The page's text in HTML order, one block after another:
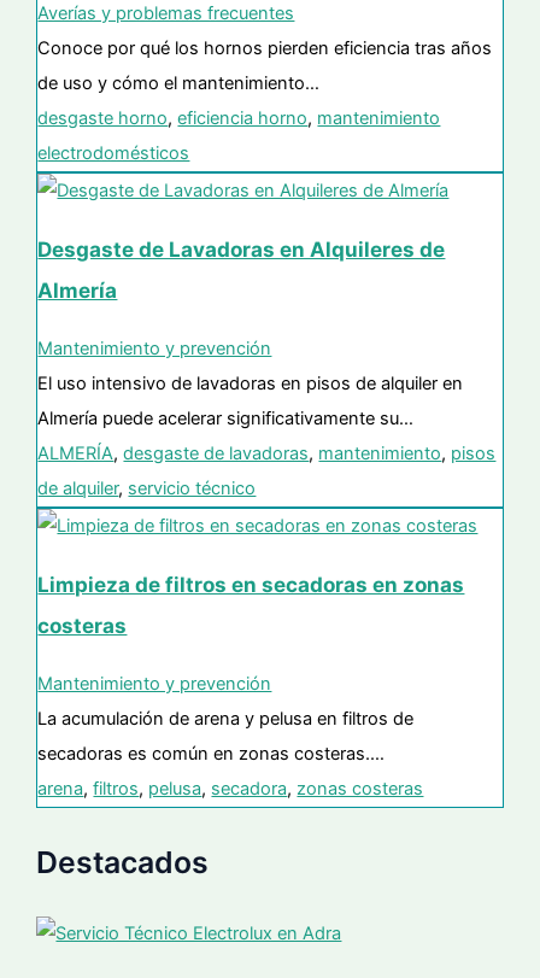
Averías y problemas frecuentes
Conoce por qué los hornos pierden eficiencia tras años
de uso y cómo el mantenimiento…
desgaste horno,eficiencia horno, mantenimiento
electrodomésticos
Desgaste de Lavadoras en Alquileres de
Almería
Mantenimiento y prevención
El uso intensivo de lavadoras en pisos de alquiler en
Almería puede acelerar significativamente su…
ALMERÍA,desgaste de lavadoras, mantenimiento, pisos
de alquiler, servicio técnico
Limpieza de filtros en secadoras en zonas
costeras
Mantenimiento y prevención
La acumulación de arena y pelusa en filtros de
secadoras es común en zonas costeras.…
arena,filtros, pelusa, secadora,zonas costeras
Destacados